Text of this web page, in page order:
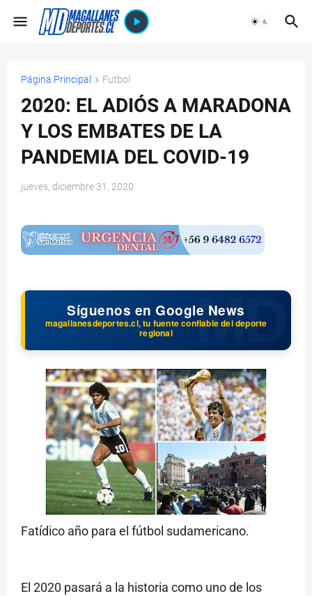
Página Principal Futbol
2020: EL ADIÓS A MARADONA
Y LOS EMBATES DE LA
PANDEMIA DEL COVID-19
jueves, diciembre 31, 2020
Síguenos en Google News
magallanesdeportes.cl, tu fuente confiable del deporte
regional
Fatídico año para el fútbol sudamericano.
El 2020 pasará a la historia como uno de los